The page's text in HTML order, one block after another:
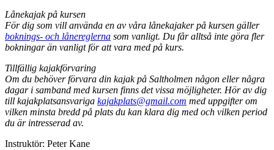
Lånekajak på kursen
För dig som vill använda en av våra lånekajaker på kursen gäller
boknings- och lånereglerna som vanligt. Du får alltså inte göra fler
bokningar än vanligt för att vara med på kurs.
Tillfällig kajakförvaring
Om du behöver förvara din kajak på Saltholmen någon eller några
dagar i samband med kursen finns det vissa möjligheter. Hör av dig
till kajakplatsansvariga kajakplats@gmail.com med uppgifter om
vilken minsta bredd på plats du kan klara dig med och vilken period
du är intresserad av.
Instruktör: Peter Kane